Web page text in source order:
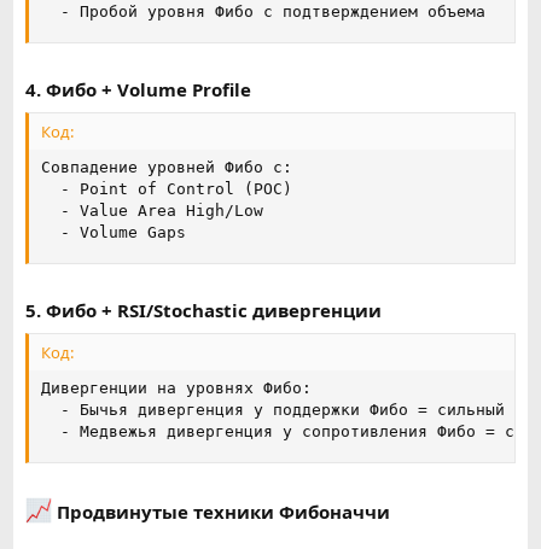
  - Пробой уровня Фибо с подтверждением объема
4. Фибо + Volume Profile
Код:
Совпадение уровней Фибо с:
  - Point of Control (POC)
  - Value Area High/Low
  - Volume Gaps
5. Фибо + RSI/Stochastic дивергенции
Код:
Дивергенции на уровнях Фибо:
- Бычья дивергенция у поддержки Фибо = сильный
- Медвежья дивергенция у сопротивления Фибо =
Продвинутые техники Фибоначчи